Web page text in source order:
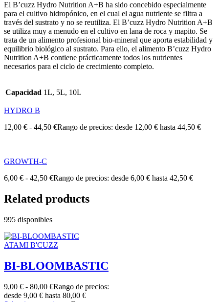
El B’cuzz Hydro Nutrition A+B ha sido concebido especialmente
para el cultivo hidropónico, en el cual el agua nutriente se filtra a
través del sustrato y no se reutiliza. El B’cuzz Hydro Nutrition A+B
se utiliza muy a menudo en el cultivo en lana de roca y mapito. Se
trata de un alimento profesional bio-mineral que aporta estabilidad y
equilibrio biológico al sustrato. Para ello, el alimento B’cuzz Hydro
Nutrition A+B contiene prácticamente todos los nutrientes
necesarios para el ciclo de crecimiento completo.
Capacidad 1L, 5L, 10L
HYDRO B
12,00 € - 44,50 €Rango de precios: desde 12,00 € hasta 44,50 €
GROWTH-C
6,00 € - 42,50 €Rango de precios: desde 6,00 € hasta 42,50 €
Related products
995 disponibles
ATAMI B'CUZZ
BI-BLOOMBASTIC
9,00 € - 80,00 €Rango de precios:
desde 9,00 € hasta 80,00 €